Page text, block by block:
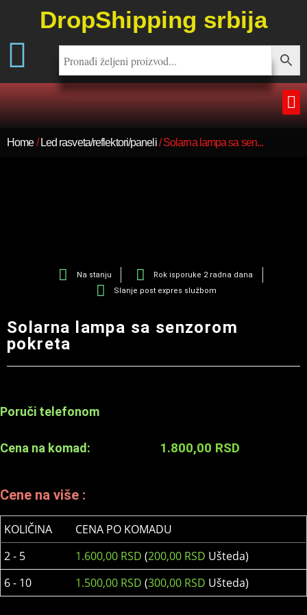
DropShipping srbija
Home/ Led rasveta/reflektori/paneli/ Solarna lampa sa sen...
Na stanju
Rok isporuke 2 radna dana
Slanje post expres službom
Solarna lampa sa senzorom
pokreta
Poruči telefonom
Cena na komad: 1.800,00 RSD
Cene na više :
KOLIČINA
CENA PO KOMADU
2 - 5
1.600,00 RSD (200,00 RSD Ušteda)
6 - 10
1.500,00 RSD (300,00 RSD Ušteda)